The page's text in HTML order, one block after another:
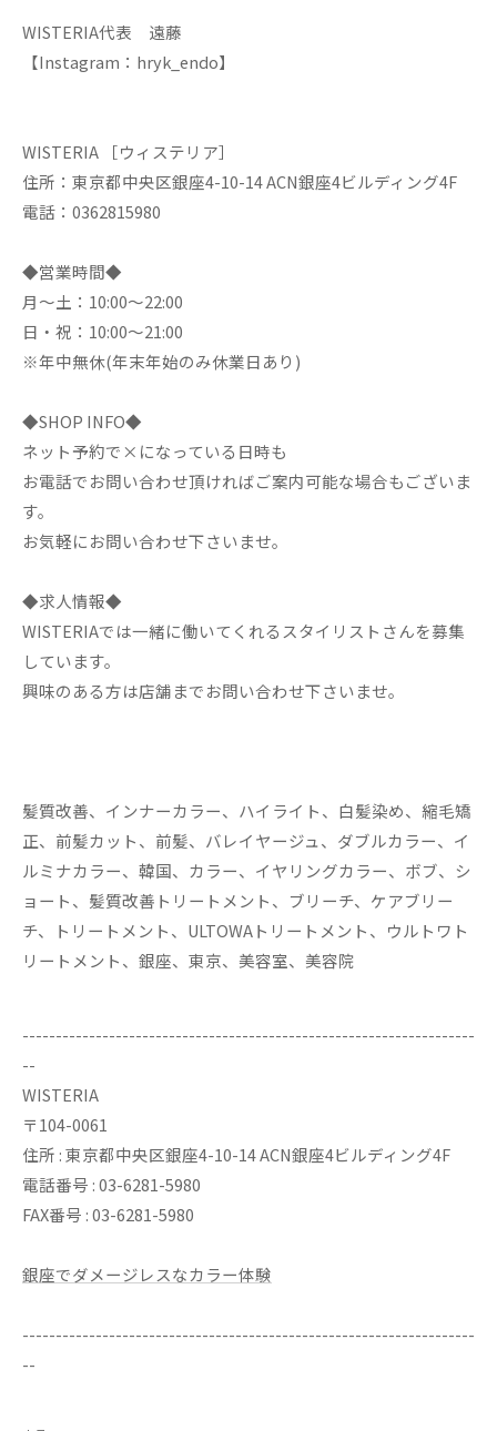
WISTERIA代表 遠藤
【Instagram：hryk_endo】
WISTERIA ［ウィステリア］
住所：東京都中央区銀座4-10-14 ACN銀座4ビルディング4F
電話：0362815980
◆営業時間◆
月～土：10:00～22:00
日・祝：10:00～21:00
※年中無休(年末年始のみ休業日あり)
◆SHOP INFO◆
ネット予約で×になっている日時も
お電話でお問い合わせ頂ければご案内可能な場合もございま
す。
お気軽にお問い合わせ下さいませ。
◆求人情報◆
WISTERIAでは一緒に働いてくれるスタイリストさんを募集
しています。
興味のある方は店舗までお問い合わせ下さいませ。
髪質改善、インナーカラー、ハイライト、白髪染め、縮毛矯
正、前髪カット、前髪、バレイヤージュ、ダブルカラー、イ
ルミナカラー、韓国、カラー、イヤリングカラー、ボブ、シ
ョート、髪質改善トリートメント、ブリーチ、ケアブリー
チ、トリートメント、ULTOWAトリートメント、ウルトワト
リートメント、銀座、東京、美容室、美容院
--------------------------------------------------------------------
--
WISTERIA
〒104-0061
住所 : 東京都中央区銀座4-10-14 ACN銀座4ビルディング4F
電話番号 : 03-6281-5980
FAX番号 : 03-6281-5980
銀座でダメージレスなカラー体験
--------------------------------------------------------------------
--